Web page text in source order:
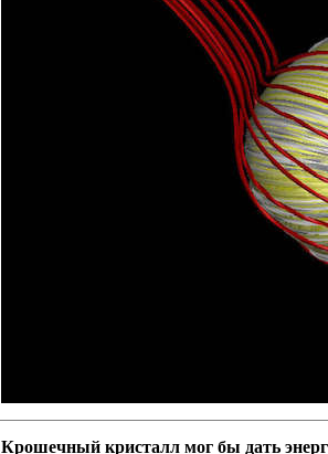
Крошечный кристалл мог бы дать